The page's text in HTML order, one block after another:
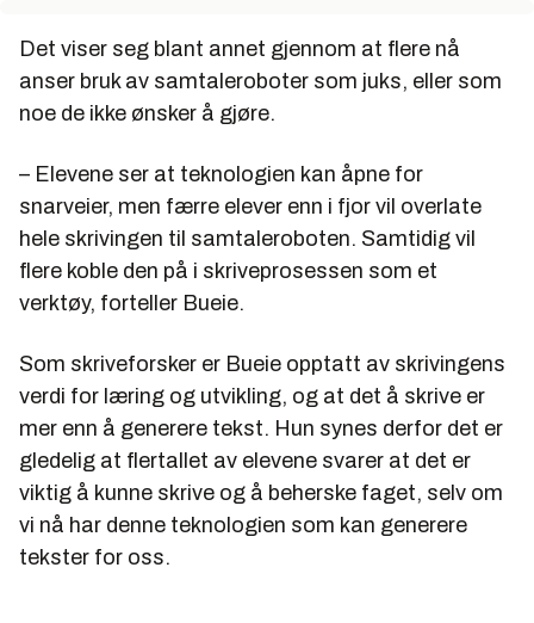
Det viser seg blant annet gjennom at flere nå
anser bruk av samtaleroboter som juks, eller som
noe de ikke ønsker å gjøre.
– Elevene ser at teknologien kan åpne for
snarveier, men færre elever enn i fjor vil overlate
hele skrivingen til samtaleroboten. Samtidig vil
flere koble den på i skriveprosessen som et
verktøy, forteller Bueie.
Som skriveforsker er Bueie opptatt av skrivingens
verdi for læring og utvikling, og at det å skrive er
mer enn å generere tekst. Hun synes derfor det er
gledelig at flertallet av elevene svarer at det er
viktig å kunne skrive og å beherske faget, selv om
vi nå har denne teknologien som kan generere
tekster for oss.